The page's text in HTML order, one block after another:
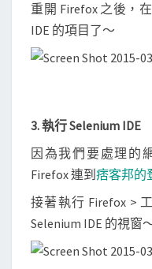
重開 Firefox 之後，
IDE 的項目了～
3. 執行 Selenium IDE
因為我們要處理的
Firefox 連到 痞客邦的
接著執行 Firefox >
Selenium IDE 的視窗